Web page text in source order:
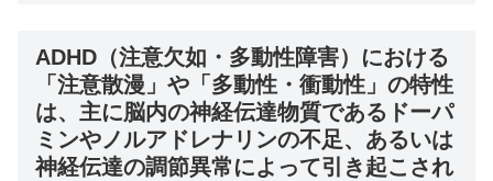
ADHD（注意欠如・多動性障害）における
「注意散漫」や「多動性・衝動性」の特性
は、主に脳内の神経伝達物質であるドーパ
ミンやノルアドレナリンの不足、あるいは
神経伝達の調節異常によって引き起こされ